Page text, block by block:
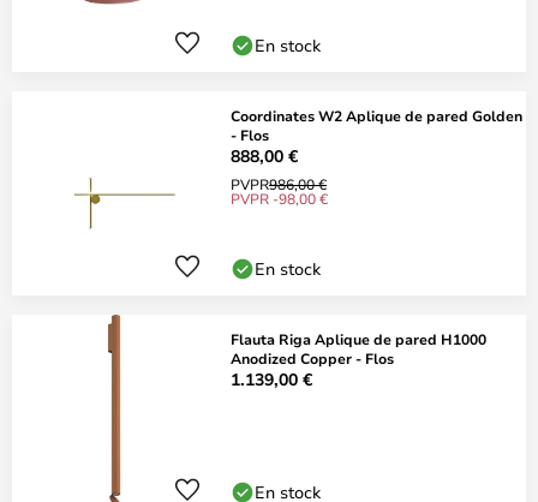
En stock
Coordinates W2 Aplique de pared Golden
- Flos
888,00 €
PVPR986,00 €
PVPR -98,00 €
En stock
Flauta Riga Aplique de pared H1000
Anodized Copper - Flos
1.139,00 €
En stock